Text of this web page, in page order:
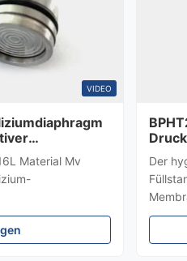
VIDEO
Material Mv
Einführung
HT19
Der